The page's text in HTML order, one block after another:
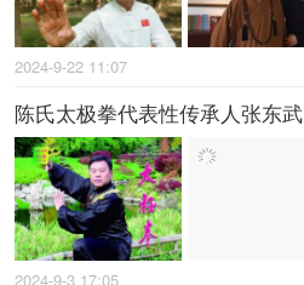
2024-9-22 11:07
陈氏太极拳代表性传承人张东武
2024-9-3 17:05